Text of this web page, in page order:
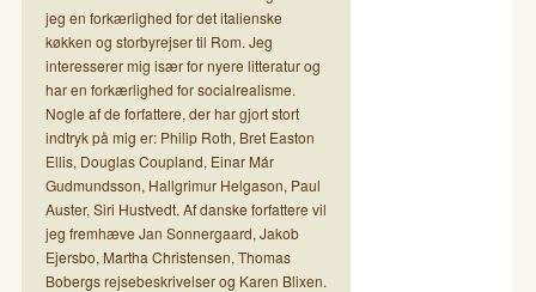
jeg en forkærlighed for det italienske
køkken og storbyrejser til Rom. Jeg
interesserer mig især for nyere litteratur og
har en forkærlighed for socialrealisme.
Nogle af de forfattere, der har gjort stort
indtryk på mig er: Philip Roth, Bret Easton
Ellis, Douglas Coupland, Einar Már
Gudmundsson, Hallgrimur Helgason, Paul
Auster, Siri Hustvedt. Af danske forfattere vil
jeg fremhæve Jan Sonnergaard, Jakob
Ejersbo, Martha Christensen, Thomas
Bobergs rejsebeskrivelser og Karen Blixen.